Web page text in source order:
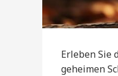
Erleben Sie
geheimen